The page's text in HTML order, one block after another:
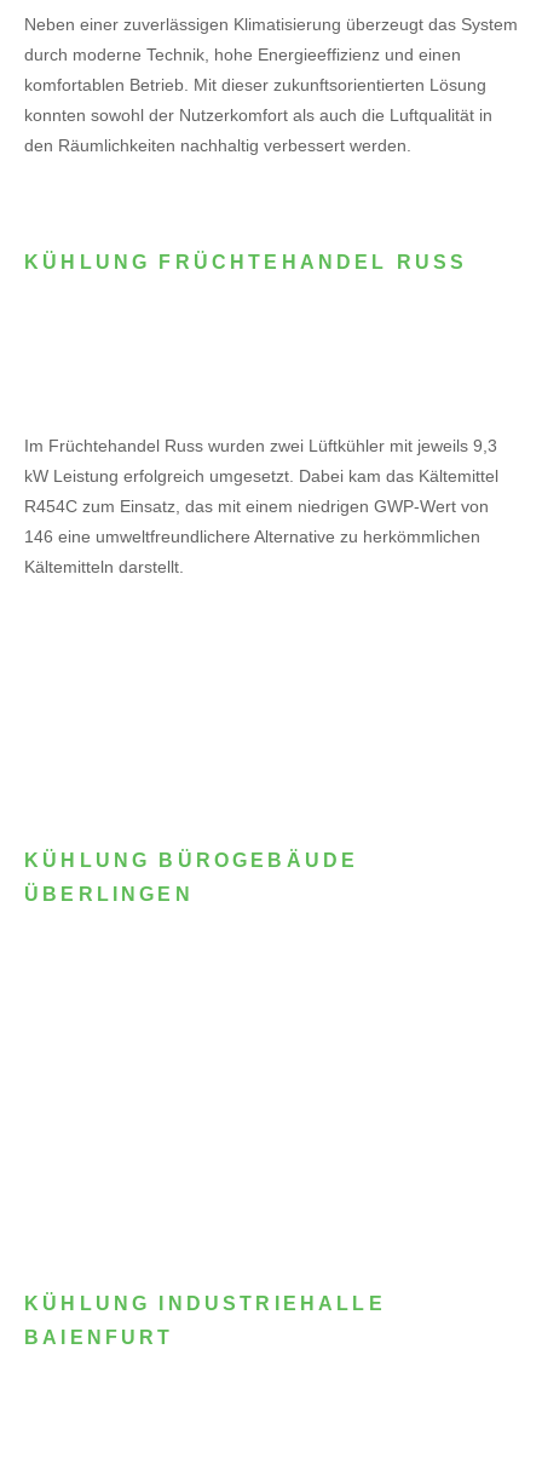
Neben einer zuverlässigen Klimatisierung überzeugt das System
durch moderne Technik, hohe Energieeffizienz und einen
komfortablen Betrieb. Mit dieser zukunftsorientierten Lösung
konnten sowohl der Nutzerkomfort als auch die Luftqualität in
den Räumlichkeiten nachhaltig verbessert werden.
KÜHLUNG FRÜCHTEHANDEL RUSS
Im Früchtehandel Russ wurden zwei Lüftkühler mit jeweils 9,3
kW Leistung erfolgreich umgesetzt. Dabei kam das Kältemittel
R454C zum Einsatz, das mit einem niedrigen GWP-Wert von
146 eine umweltfreundlichere Alternative zu herkömmlichen
Kältemitteln darstellt.
KÜHLUNG BÜROGEBÄUDE
ÜBERLINGEN
KÜHLUNG INDUSTRIEHALLE
BAIENFURT